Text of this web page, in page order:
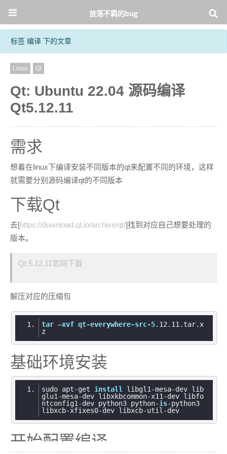
放荡不羁的bug
标签 编译 下的文章
Linux Qt
Qt: Ubuntu 22.04 源码编译
Qt5.12.11
需求
想着在linux下编译安装不同版本的qt来配置不同的环境，这样
就需要分别源码编译qt的不同版本
下载Qt
去[https://download.qt.io/archive/qt/]找到对应自己想要处理的
版本。
Qt 5.12.11官网下载
解压对应的压缩包
tar –xvf qt-everywhere-src-5.12 .11 .tar.x
z
基础环境安装
sudo apt-get install libgl1-mesa-dev lib
glu1-mesa-dev libxkbcommon-x11-dev libfo
ntconfig1-dev python3 python-is-python3
开始配置编译